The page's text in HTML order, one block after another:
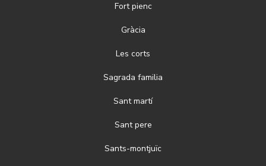
Fort pienc
Gràcia
Les corts
Sagrada familia
Sant martí
Sant pere
Sants-montjuïc